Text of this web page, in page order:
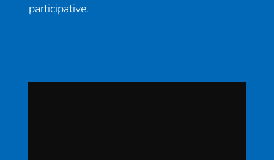
participative.